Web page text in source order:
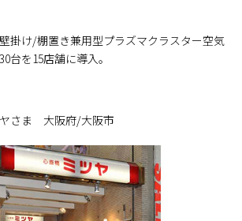
掛け/棚置き兼用型プラズマクラスター空気
台を15店舗に導入。
さま 大阪府/大阪市